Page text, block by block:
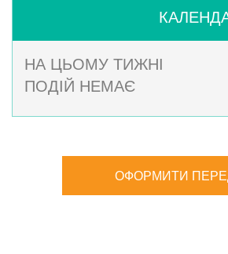
НА ЦЬОМУ ТИЖНІ
ПОДІЙ НЕМАЄ
ОФОРМИТИ